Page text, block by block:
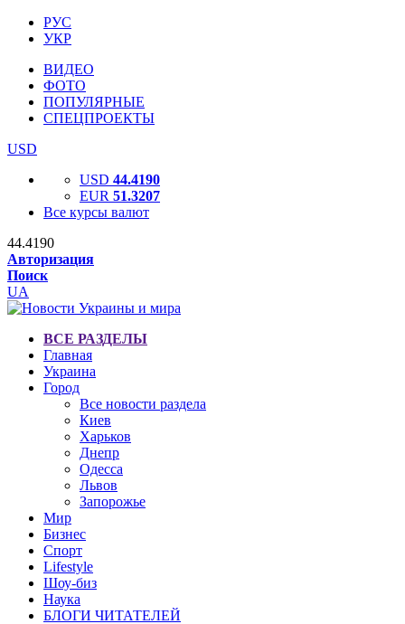
РУС
УКР
ВИДЕО
ФОТО
ПОПУЛЯРНЫЕ
СПЕЦПРОЕКТЫ
USD
USD 44.4190
EUR 51.3207
Все курсы валют
44.4190
Авторизация
Поиск
UA
ВСЕ РАЗДЕЛЫ
Главная
Украина
Город
Все новости раздела
Киев
Харьков
Днепр
Одесса
Львов
Запорожье
Мир
Бизнес
Спорт
Lifestyle
Шоу-биз
Наука
БЛОГИ ЧИТАТЕЛЕЙ